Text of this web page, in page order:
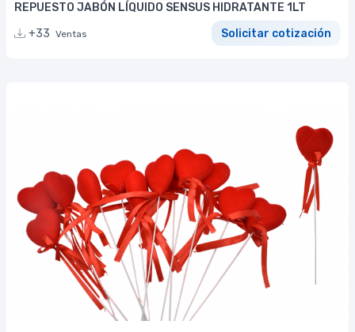
REPUESTO JABÓN LÍQUIDO SENSUS HIDRATANTE 1LT
+33 Ventas Solicitar cotización